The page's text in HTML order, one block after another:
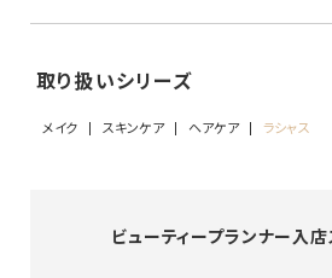
取り扱いシリーズ
メイク スキンケア ヘアケア ラシャス
ビューティープランナー入